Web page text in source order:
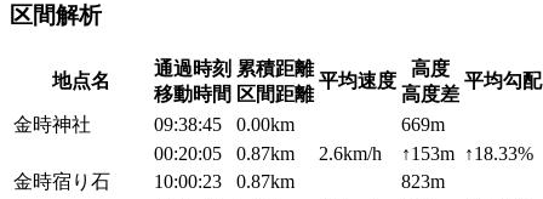
区間解析
地点名
通過時刻
移動時間
累積距離
区間距離
平均速度
高度
高度差
平均勾配
金時神社 09:38:45 0.00km
669m
00:20:05
0.87km 2.6km/h ↑153m ↑18.33%
金時宿り石
10:00:23 0.87km
823m